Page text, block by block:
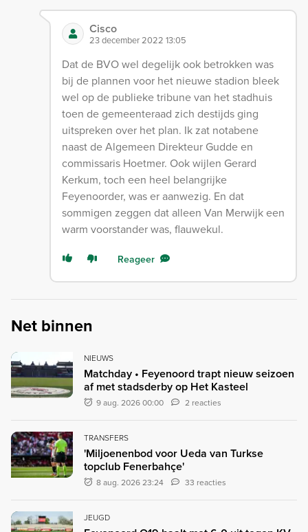
Cisco
23 december 2022 13:05
Dat de BVO wel degelijk ook betrokken was
bij de plannen voor het nieuwe stadion bleek
wel op de publieke tribune van het stadhuis
toen de gemeenteraad zich destijds ging
uitspreken over het plan. Ik zat notabene
naast de Algemeen Direkteur Gudde en
commissaris Hoetmer. Ook wijlen Gerard
Kerkum, toch een heel belangrijke
Feyenoorder, was er aanwezig. En dat
sommigen zeggen dat alleen Van Merwijk een
warm voorstander was, flauwekul.
Reageer
Net binnen
NIEUWS
Matchday • Feyenoord trapt nieuw seizoen
af met stadsderby op Het Kasteel
9 aug. 2026 00:00 2 reacties
TRANSFERS
'Miljoenenbod voor Ueda van Turkse
topclub Fenerbahçe'
8 aug. 2026 23:24 33 reacties
JEUGD